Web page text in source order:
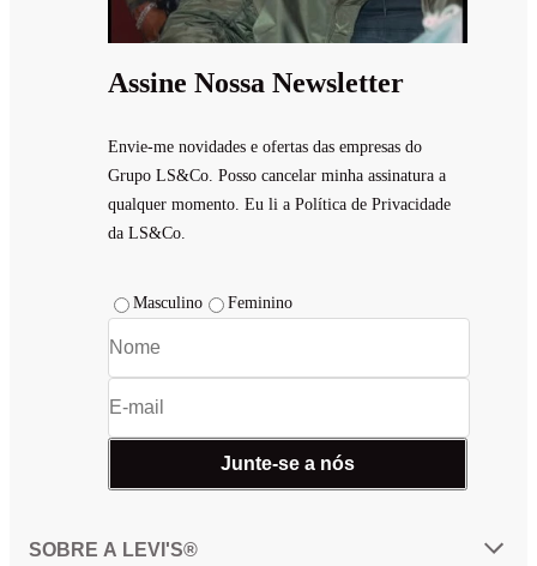
Assine Nossa Newsletter
Envie-me novidades e ofertas das empresas do
Grupo LS&Co. Posso cancelar minha assinatura a
qualquer momento. Eu li a Política de Privacidade
da LS&Co.
Masculino Feminino
Junte-se a nós
SOBRE A LEVI'S®